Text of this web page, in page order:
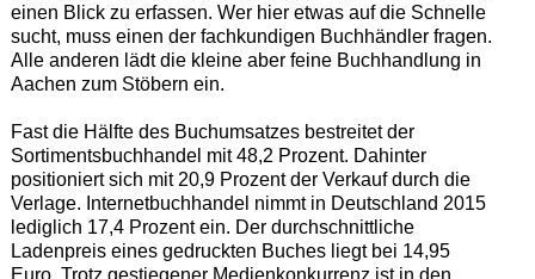
einen Blick zu erfassen. Wer hier etwas auf die Schnelle
sucht, muss einen der fachkundigen Buchhändler fragen.
Alle anderen lädt die kleine aber feine Buchhandlung in
Aachen zum Stöbern ein.
Fast die Hälfte des Buchumsatzes bestreitet der
Sortimentsbuchhandel mit 48,2 Prozent. Dahinter
positioniert sich mit 20,9 Prozent der Verkauf durch die
Verlage. Internetbuchhandel nimmt in Deutschland 2015
lediglich 17,4 Prozent ein. Der durchschnittliche
Ladenpreis eines gedruckten Buches liegt bei 14,95
Euro. Trotz gestiegener Medienkonkurrenz ist in den